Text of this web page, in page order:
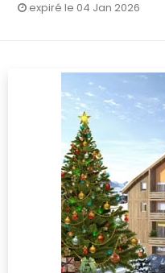
expiré le 04 Jan 2026